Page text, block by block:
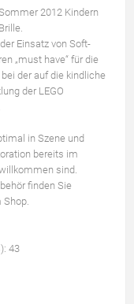
2012 Kindern
Einsatz von Soft-
„must have“ für die
der auf die kindliche
der LEGO
in Szene und
bereits im
sind.
finden Sie
43